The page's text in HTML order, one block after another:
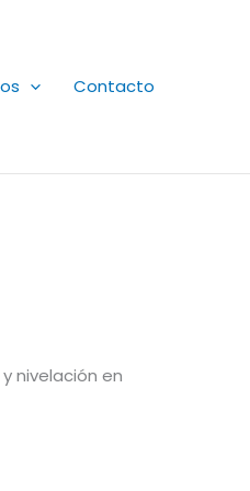
Contacto
nivelación en